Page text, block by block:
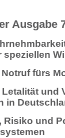
Ausgabe
speziellen
fürs
und
in
Risiko und